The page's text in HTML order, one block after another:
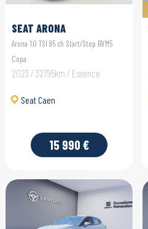
SEAT ARONA
Arona 1.0 TSI 95 ch Start/Stop BVM5
Copa
2023 / 32795km / Essence
Seat Caen
15 990 €